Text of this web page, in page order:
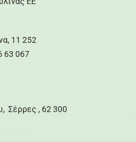
11 252
63 067
Σέρρες , 62 300